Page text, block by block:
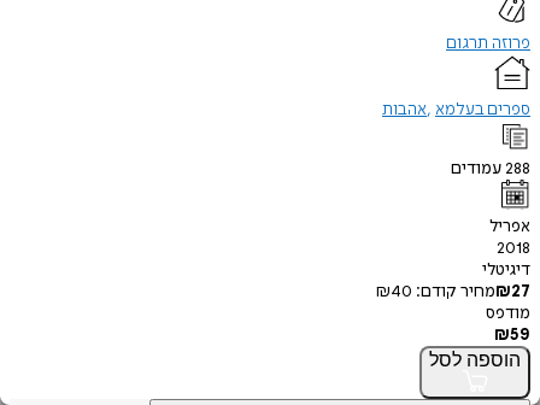
פרוזה תרגום
ספרים בעלמא אהבות
288עמודים
אפריל
2018
דיגיטלי
₪27 מחיר קודם: ₪40
מודפס
₪59
הוספה לסל